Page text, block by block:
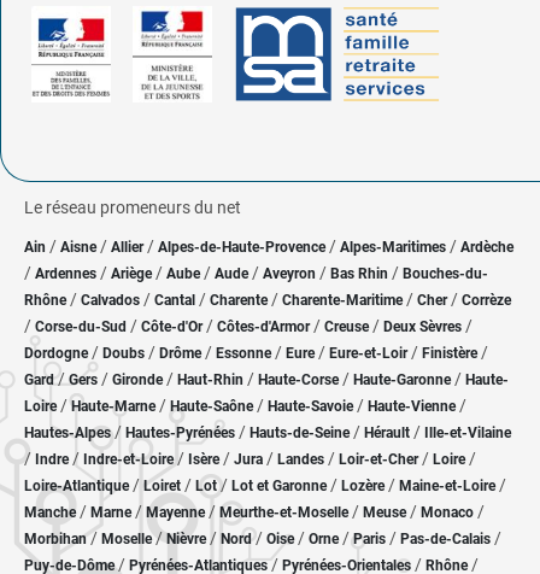
Le réseau promeneurs du net
Ain / Aisne/ Allier/ Alpes-de-Haute-Provence / Alpes-Maritimes / Ardèche
/ Ardennes / Ariège/ Aube/ Aude / Aveyron / Bas Rhin / Bouches-du-
Rhône/ Calvados / Cantal / Charente / Charente-Maritime/ Cher / Corrèze
/ Corse-du-Sud / Côte-d'Or / Côtes-d'Armor/ Creuse/ Deux Sèvres /
Dordogne/ Doubs / Drôme/ Essonne / Eure/ Eure-et-Loir / Finistère/
Gard/Gers / Gironde/ Haut-Rhin / Haute-Corse/ Haute-Garonne/ Haute-
Loire/Haute-Marne/ Haute-Saône/ Haute-Savoie/ Haute-Vienne/
Hautes-Alpes/ Hautes-Pyrénées / Hauts-de-Seine/ Hérault / Ille-et-Vilaine
/ Indre/ Indre-et-Loire/ Isère/ Jura / Landes / Loir-et-Cher/ Loire/
Loire-Atlantique/ Loiret / Lot/ Lot et Garonne/ Lozère / Maine-et-Loire/
Manche/ Marne/ Mayenne/ Meurthe-et-Moselle/ Meuse/ Monaco /
Morbihan/ Moselle/ Nièvre / Nord/ Oise / Orne/Paris / Pas-de-Calais /
Puy-de-Dôme/ Pyrénées-Atlantiques / Pyrénées-Orientales / Rhône/